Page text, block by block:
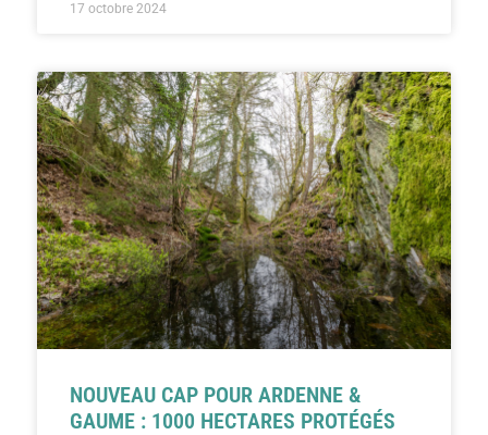
17 octobre 2024
NOUVEAU CAP POUR ARDENNE &
GAUME : 1000 HECTARES PROTÉGÉS